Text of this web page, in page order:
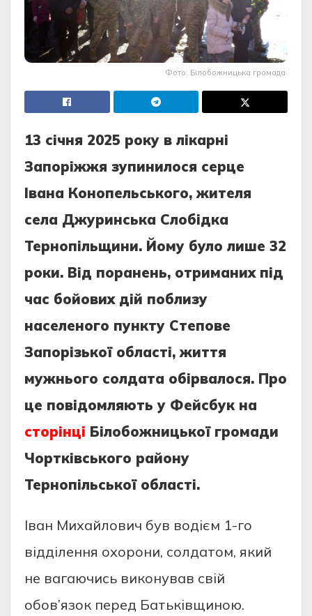
Фото: Білобожницька громада.
13 січня 2025 року в лікарні
Запоріжжя зупинилося серце
Івана Конопельського, жителя
села Джуринська Слобідка
Тернопільщини. Йому було лише 32
роки. Від поранень, отриманих під
час бойових дій поблизу
населеного пункту Степове
Запорізької області, життя
мужнього солдата обірвалося. Про
це повідомляють у Фейсбук на
сторінці Білобожницької громади
Чортківського району
Тернопільської області.
Іван Михайлович був водієм 1-го
відділення охорони, солдатом, який
не вагаючись виконував свій
обов’язок перед Батьківщиною.